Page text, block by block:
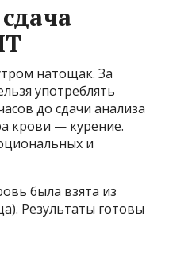
натощак. За
употреблять
до сдачи анализа
крови — курение.
и
была взята из
Результаты готовы